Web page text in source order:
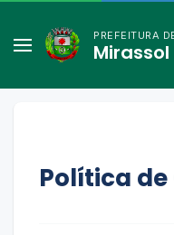
PREFEITURA
Política de